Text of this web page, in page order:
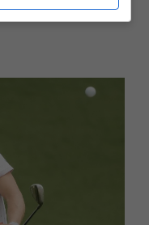
statunitense